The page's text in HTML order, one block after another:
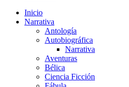
Inicio
Narrativa
Antología
Autobiográfica
Narrativa
Aventuras
Bélica
Ciencia Ficción